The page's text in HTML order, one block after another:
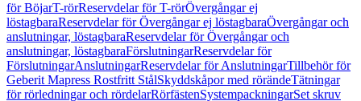
för BöjarT-rörReservdelar för T-rörÖvergångar ej
löstagbaraReservdelar för Övergångar ej löstagbaraÖvergångar och
anslutningar, löstagbaraReservdelar för Övergångar och
anslutningar, löstagbaraFörslutningarReservdelar för
FörslutningarAnslutningarReservdelar för AnslutningarTillbehör för
Geberit Mapress Rostfritt StålSkyddskåpor med rörändeTätningar
för rörledningar och rördelarRörfästenSystempackningarSet skruv